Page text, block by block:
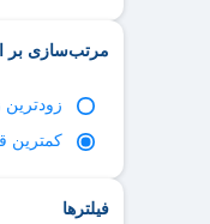
مرتب‌سازی بر
زود‌ترین
کمترین
فیلترها